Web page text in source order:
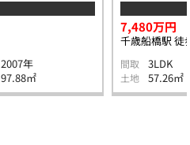
2007年
97.88㎡
7,480万円
千歳船橋駅 徒
間取 3LDK
土地 57.26㎡